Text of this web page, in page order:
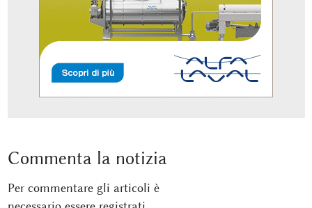
Commenta la notizia
Per commentare gli articoli è